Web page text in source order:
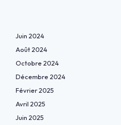
Juin 2024
Août 2024
Octobre 2024
Décembre 2024
Février 2025
Avril 2025
Juin 2025